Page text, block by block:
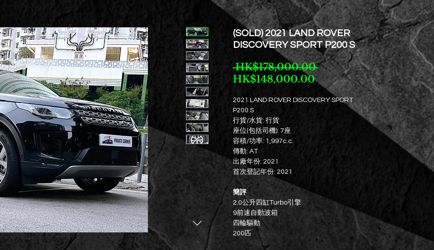
(SOLD) 2021 LAND ROVER
DISCOVERY SPORT P200 S
HK$178,000.00 Regular
Price
HK$148,000.00Sale
Price
2021 LAND ROVER DISCOVERY SPORT
P200 S
行貨/水貨: 行貨
座位(包括司機): 7座
容積/功率: 1,997c.c.
傳動: AT
出廠年份: 2021
首次登記年份: 2021
簡評
2.0公升四缸Turbo引擎
9前速自動波箱
四輪驅動
200匹